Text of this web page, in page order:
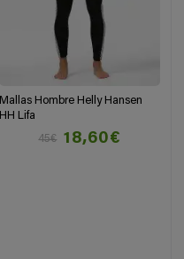
Mallas Hombre Helly Hansen
HH Lifa
45€
18,60€